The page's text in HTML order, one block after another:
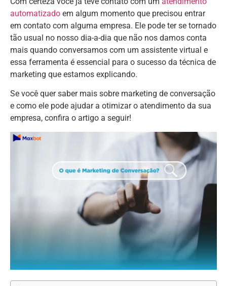
automatizado em algum momento que precisou entrar
em contato com alguma empresa. Ele pode ter se tornado
tão usual no nosso dia-a-dia que não nos damos conta
mais quando conversamos com um assistente virtual e
essa ferramenta é essencial para o sucesso da técnica de
marketing que estamos explicando.
Se você quer saber mais sobre marketing de conversação
e como ele pode ajudar a otimizar o atendimento da sua
empresa, confira o artigo a seguir!